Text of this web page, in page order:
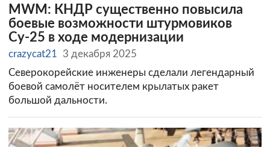
MWM: КНДР существенно повысила
боевые возможности штурмовиков
Су-25 в ходе модернизации
crazycat21
3 декабря 2025
Северокорейские инженеры сделали легендарный
боевой самолёт носителем крылатых ракет
большой дальности.